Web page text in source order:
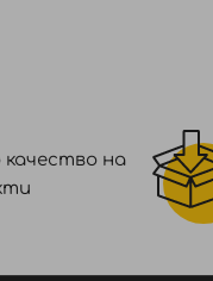
на